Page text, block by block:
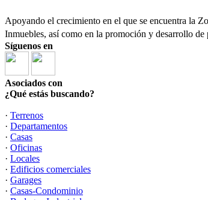
Apoyando el crecimiento en el que se encuentra la
Inmuebles, así como en la promoción y desarrollo
Síguenos en
Asociados con
¿Qué estás buscando?
· Terrenos
· Departamentos
· Casas
· Oficinas
· Locales
· Edificios comerciales
· Garages
· Casas-Condominio